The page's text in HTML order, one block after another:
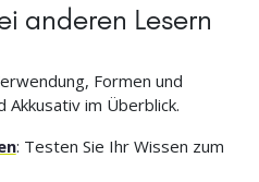
anderen Lesern
Formen und
Akkusativ im Überblick.
: Testen Sie Ihr Wissen zum